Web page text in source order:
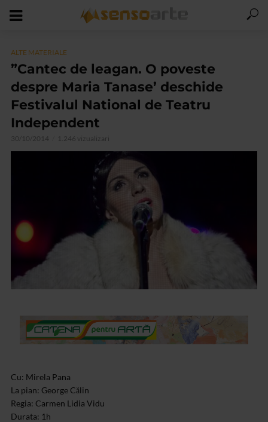
ALTE MATERIALE
”Cantec de leagan. O poveste
despre Maria Tanase’ deschide
Festivalul National de Teatru
Independent
30/10/2014 1.246 vizualizari
Cu: Mirela Pana
La pian: George Călin
Regia: Carmen Lidia Vidu
Durata: 1h